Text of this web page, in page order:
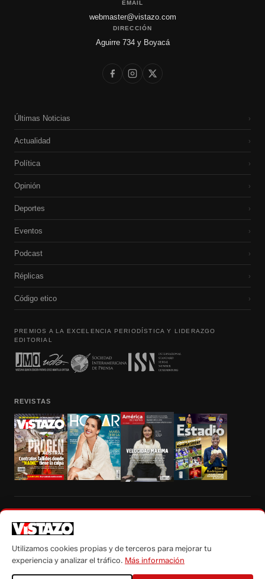
EMAIL
webmaster@vistazo.com
DIRECCIÓN
Aguirre 734 y Boyacá
Últimas Noticias ›
Actualidad ›
Política ›
Opinión ›
Deportes ›
Eventos ›
Podcast ›
Réplicas ›
Código etico ›
PREMIOS A LA EXCELENCIA PERIODÍSTICA Y LIDERAZGO
EDITORIAL
REVISTAS
autorización escrita de su titular, de todos los contenidos de Vistazo.com.
Utilizamos cookies propias y de terceros para mejorar tu
experiencia y analizar el tráfico. Más información